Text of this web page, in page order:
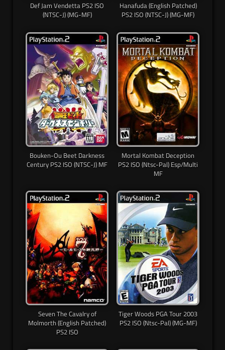
Def Jam Vendetta PS2 ISO
(NTSC-J) (MG-MF)
Hanafuda (English Patched)
PS2 ISO (NTSC-J) (MG-MF)
Bouken-Ou Beet Darkness
Century PS2 ISO (NTSC-J) MF
Mortal Kombat Deception
PS2 ISO (Ntsc-Pal) Esp/Multi
MF
Seven The Cavalry of
Molmorth (English Patched)
PS2 ISO
Tiger Woods PGA Tour 2003
PS2 ISO (Ntsc-Pal) (MG-MF)